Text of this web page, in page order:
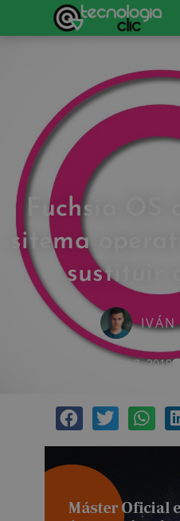
Fuchsia OS
sitema
sustituir
IVÁN
enero 3, 2019